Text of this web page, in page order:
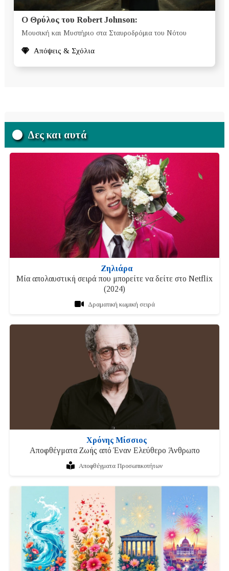
Ο Θρύλος του Robert Johnson:
Μουσική και Μυστήριο στα Σταυροδρόμια του Νότου
Απόψεις & Σχόλια
Δες και αυτά
Ζηλιάρα
Μία απολαυστική σειρά που μπορείτε να δείτε στο Netflix
(2024)
Δραματική κωμική σειρά
Χρόνης Μίσσιος
Αποφθέγματα Ζωής από Έναν Ελεύθερο Άνθρωπο
Αποφθέγματα Προσωπικοτήτων